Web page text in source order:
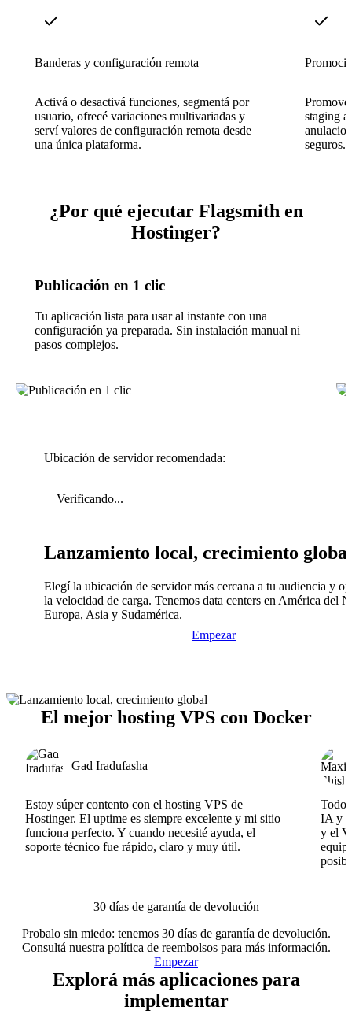
Banderas y configuración remota
Activá o desactivá funciones, segmentá por
usuario, ofrecé variaciones multivariadas y
serví valores de configuración remota desde
una única plataforma.
staging
seguros.
¿Por qué ejecutar Flagsmith en
Hostinger?
Publicación en 1 clic
Tu aplicación lista para usar al instante con una
configuración ya preparada. Sin instalación manual ni
pasos complejos.
Ubicación de servidor recomendada:
Verificando...
Lanzamiento local, crecimiento global
Elegí la ubicación de servidor más cercana a tu audiencia y
la velocidad de carga. Tenemos data centers en América del
Europa, Asia y Sudamérica.
Empezar
El mejor hosting VPS con Docker
Gad Iradufasha
Estoy súper contento con el hosting VPS de
Hostinger. El uptime es siempre excelente y mi sitio
funciona perfecto. Y cuando necesité ayuda, el
soporte técnico fue rápido, claro y muy útil.
Todo
IA y
y el
30 días de garantía de devolución
Probalo sin miedo: tenemos 30 días de garantía de devolución.
Consultá nuestra política de reembolsospara más información.
Empezar
Explorá más aplicaciones para
implementar